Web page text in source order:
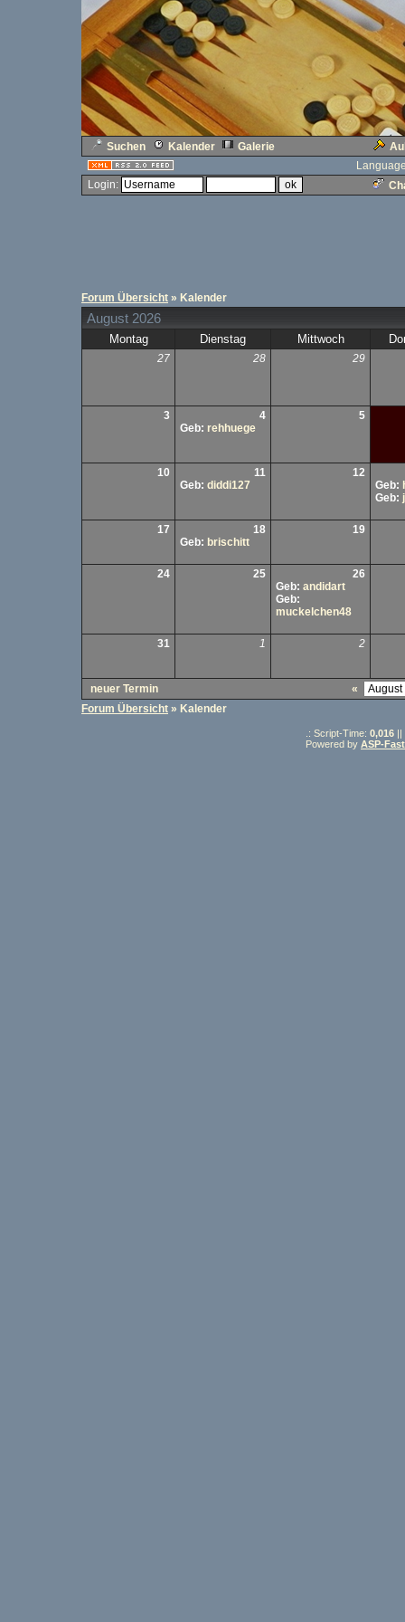
Suchen Kalender Galerie
Login:
Forum Übersicht » Kalender
August 2026
Montag Dienstag Mittwoch
27 28 29
3
4
Geb: rehhuege
5
10
11
Geb: diddi127
12
Geb:
Geb:
17
18
Geb: brischitt
19
24 25
26
Geb: andidart
Geb:
muckelchen48
31 1 2
neuer Termin
«
Forum Übersicht » Kalender
.: Script-Time: 0,016 ||
Powered by ASP-